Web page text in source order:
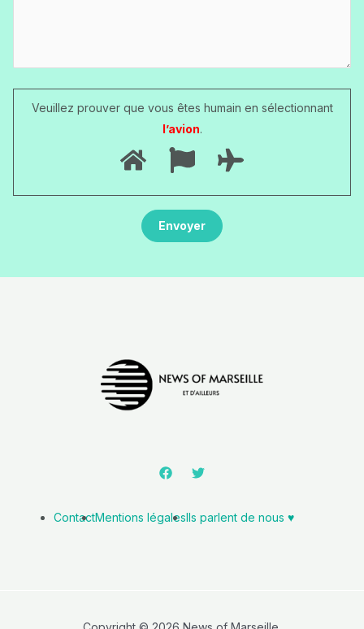
Veuillez prouver que vous êtes humain en sélectionnant
l’avion.
ContactMentions légalesIls parlent de nous ♥️